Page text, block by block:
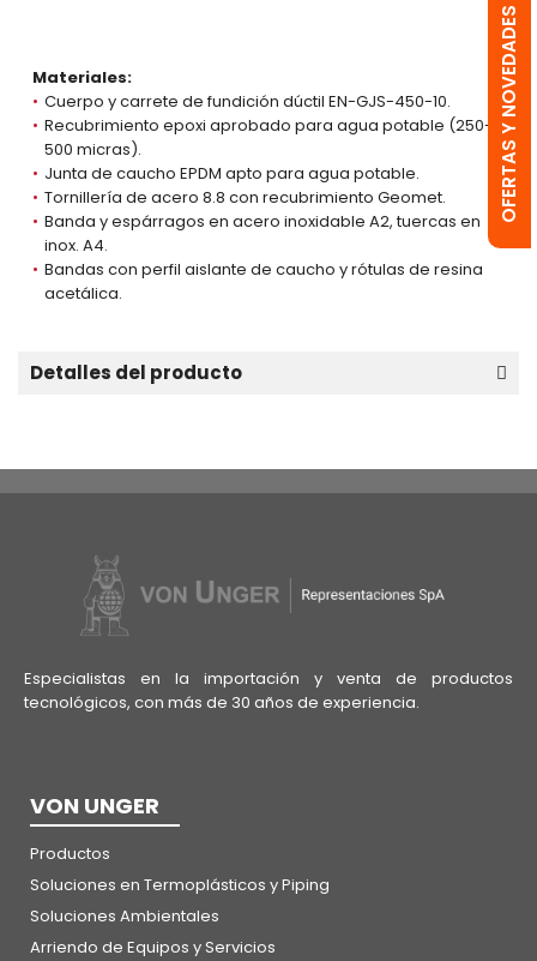
Materiales:
Cuerpo y carrete de fundición dúctil EN-GJS-450-10.
Recubrimiento epoxi aprobado para agua potable (250-
500 micras).
Junta de caucho EPDM apto para agua potable.
Tornillería de acero 8.8 con recubrimiento Geomet.
Banda y espárragos en acero inoxidable A2, tuercas en
inox. A4.
Bandas con perfil aislante de caucho y rótulas de resina
acetálica.
Detalles del producto
Especialistas en la importación y venta de productos
tecnológicos, con más de 30 años de experiencia.
OFERTAS Y NOVEDADES
VON UNGER
Productos
Soluciones en Termoplásticos y Piping
Soluciones Ambientales
Arriendo de Equipos y Servicios